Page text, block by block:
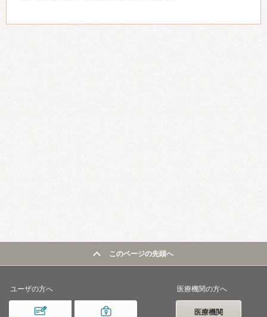
このページの先頭へ
ユーザの方へ 医療機関の方へ
医療機関